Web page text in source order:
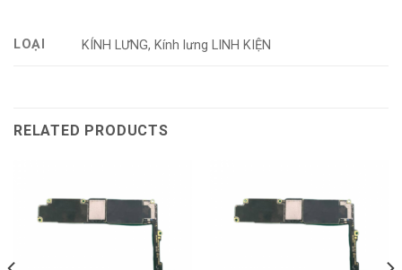
LOẠI KÍNH LƯNG, Kính lưng LINH KIỆN
RELATED PRODUCTS